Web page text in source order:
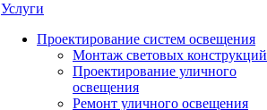
Услуги
Проектирование систем освещения
Монтаж световых конструкций
Проектирование уличного
освещения
Ремонт уличного освещения